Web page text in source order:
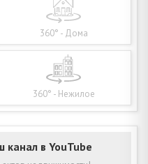
360° - Дома
360° - Нежилое
канал в YouTube